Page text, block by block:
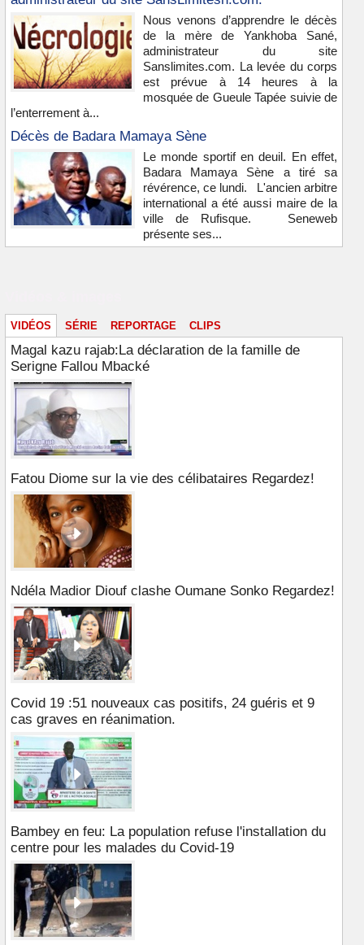
Nous venons d’apprendre le décès
de la mère de Yankhoba Sané,
administrateur du site
Sanslimites.com. La levée du corps
est prévue à 14 heures à la
mosquée de Gueule Tapée suivie de
l’enterrement à...
Décès de Badara Mamaya Sène
Le monde sportif en deuil. En effet,
Badara Mamaya Sène a tiré sa
révérence, ce lundi. L'ancien arbitre
international a été aussi maire de la
ville de Rufisque. Seneweb
présente ses...
VIDÉOS SÉRIE REPORTAGE CLIPS
Magal kazu rajab:La déclaration de la famille de
Serigne Fallou Mbacké
Fatou Diome sur la vie des célibataires Regardez!
Ndéla Madior Diouf clashe Oumane Sonko Regardez!
Covid 19 :51 nouveaux cas positifs, 24 guéris et 9
cas graves en réanimation.
Bambey en feu: La population refuse l'installation du
centre pour les malades du Covid-19